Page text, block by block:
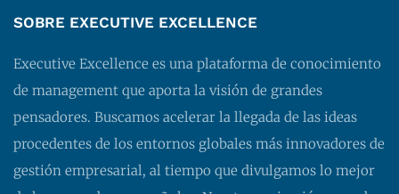
SOBRE EXECUTIVE EXCELLENCE
Executive Excellence es una plataforma de conocimiento
de management que aporta la visión de grandes
pensadores. Buscamos acelerar la llegada de las ideas
procedentes de los entornos globales más innovadores de
gestión empresarial, al tiempo que divulgamos lo mejor